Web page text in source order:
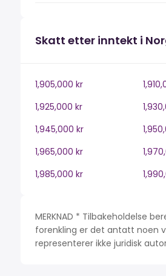
Skatt etter inntekt i
1,905,000 kr
1,925,000 kr
1,945,000 kr
1,965,000 kr
1,985,000 kr
MERKNAD * Tilbakeholdelse
forenkling er det antatt noen
representerer ikke juridisk